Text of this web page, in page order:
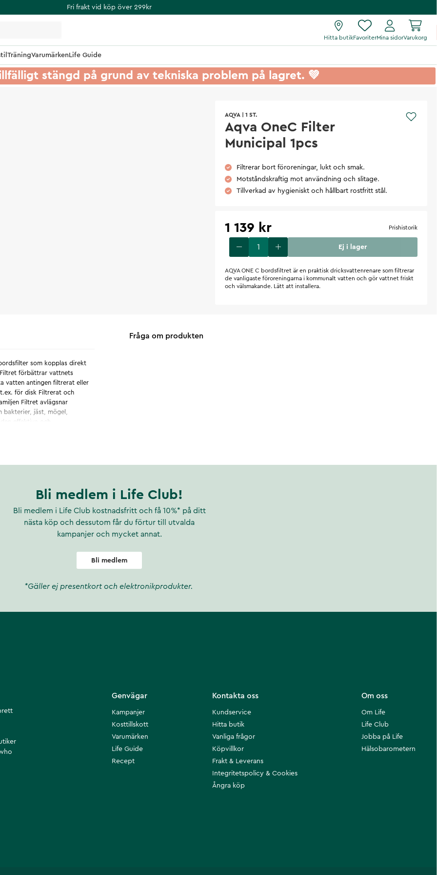
Fri frakt vid köp över 299kr
Hitta butikFavoriterMina sidorVarukorg
TräningVarumärkenLife Guide
stängd på grund av tekniska problem på lagret. 💚
AQVA 1 ST.
Aqva OneC Filter
Municipal 1pcs
Filtrerar bort föroreningar, lukt och smak.
Motståndskraftig mot användning och slitage.
Tillverkad av hygieniskt och hållbart rostfritt stål.
1 139 kr Prishistorik
Ej i lager
AQVA ONE C bordsfiltret är en praktisk dricksvattenrenare som filtrerar
de vanligaste föroreningarna i kommunalt vatten och gör vattnet friskt
och välsmakande. Lätt att installera.
som kopplas direkt
förbättrar vattnets
vatten antingen filtrerat eller
för disk Filtrerat och
Filtret avlägsnar
jäst, mögel,
effektiva och
Ventilmekanism designad
mögel, protozoer och jäst
smak-, lukt- och kemiska
(koppar, bly,
Antibiotika- och
Vid mycket
kranens gängor eller med
AQ081: För kranar med
Fråga om produkten
Bli medlem i Life Club!
Bli medlem i Life Club kostnadsfritt och få 10%* på ditt
nästa köp och dessutom får du förtur till utvalda
kampanjer och mycket annat.
Bli medlem
*Gäller ej presentkort och elektronikprodukter.
Om oss
Om Life
Life Club
Jobba på Life
Hälsobarometern
Kontakta oss
Kundservice
Hitta butik
Vanliga frågor
Köpvillkor
Frakt & Leverans
Integritetspolicy & Cookies
Ångra köp
Genvägar
Kampanjer
Kosttillskott
Varumärken
Life Guide
Recept